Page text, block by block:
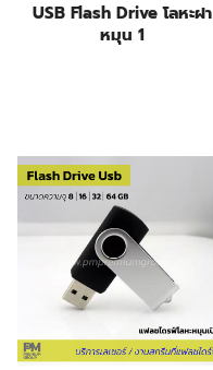
USB Flash Drive โลหะฝา
หมุน 1